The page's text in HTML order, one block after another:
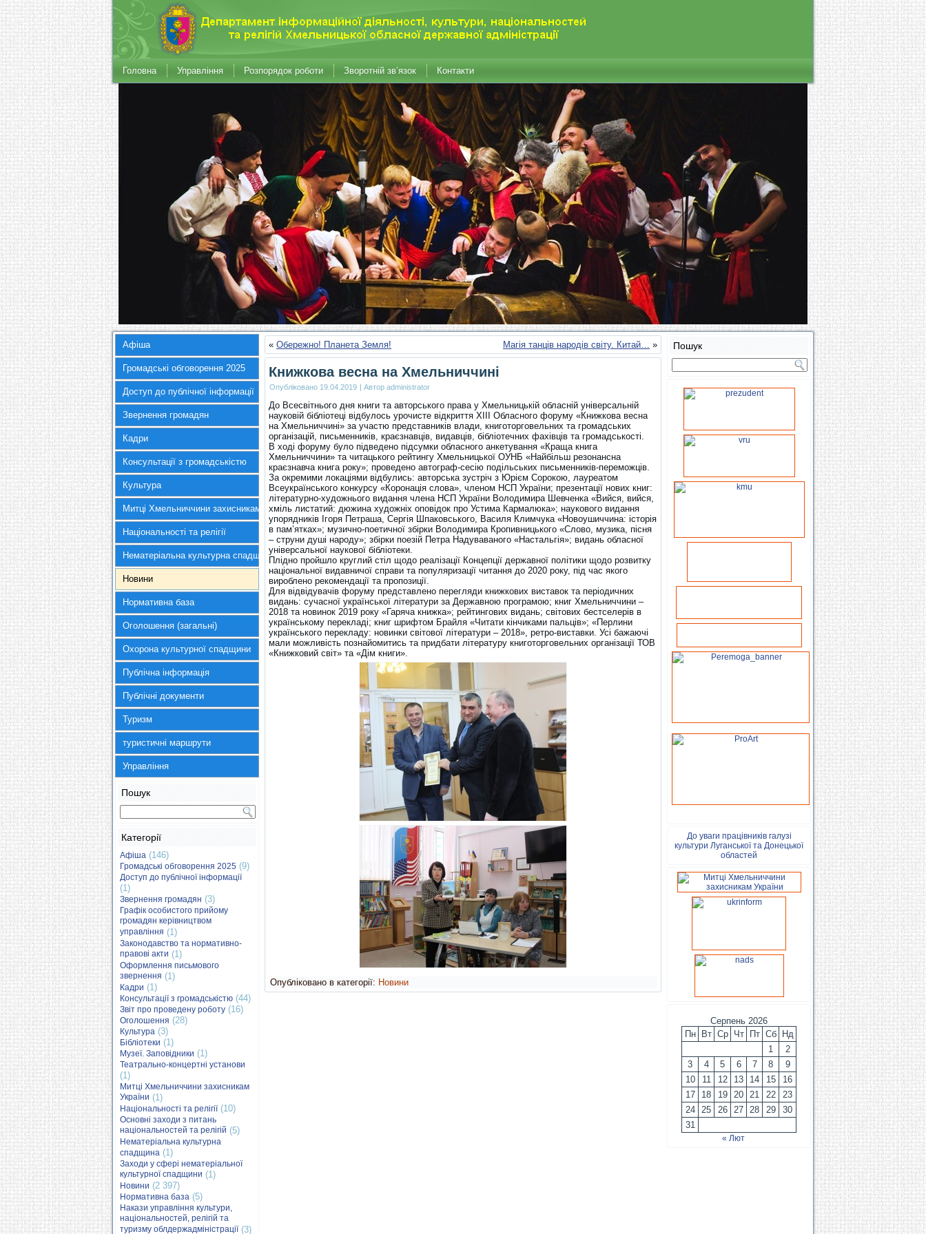
Головна Управління Розпорядок роботи Зворотній зв’язок Контакти
Афіша
Громадські обговорення 2025
Доступ до публічної інформації
Звернення громадян
Кадри
Консультації з громадськістю
Культура
Митці Хмельниччини захисникам України
Національності та релігії
Нематеріальна культурна спадщина
Новини
Нормативна база
Оголошення (загальні)
Охорона культурної спадщини
Публічна інформація
Публічні документи
Туризм
туристичні маршрути
Управління
Пошук
Категорії
Афіша (146)
Громадські обговорення 2025 (9)
Доступ до публічної інформації
(1)
Звернення громадян (3)
Графік особистого прийому
громадян керівництвом
управління (1)
Законодавство та нормативно-
правові акти (1)
Оформлення письмового
звернення (1)
Кадри (1)
Консультації з громадськістю (44)
Звіт про проведену роботу (16)
Оголошення (28)
Культура (3)
Бібліотеки (1)
Музеї. Заповідники (1)
Театрально-концертні установи
(1)
Митці Хмельниччини захисникам
України (1)
Національності та релігії(10)
Основні заходи з питань
національностей та релігій (5)
Нематеріальна культурна
спадщина (1)
Заходи у сфері нематеріальної
культурної спадщини (1)
Новини (2 397)
Нормативна база (5)
Накази управління культури,
національностей, релігій та
туризму облдержадміністрації(3)
« Обережно! Планета Земля! Магія танців народів світу. Китай… »
Книжкова весна на Хмельниччині
Опубліковано 19.04.2019 | Автор administrator
До Всесвітнього дня книги та авторського права у Хмельницькій обласній універсальній
науковій бібліотеці відбулось урочисте відкриття ХІІІ Обласного форуму «Книжкова весна
на Хмельниччині» за участю представників влади, книготорговельних та громадських
організацій, письменників, краєзнавців, видавців, бібліотечних фахівців та громадськості.
В ході форуму було підведено підсумки обласного анкетування «Краща книга
Хмельниччини» та читацького рейтингу Хмельницької ОУНБ «Найбільш резонансна
краєзнавча книга року»; проведено автограф-сесію подільських письменників-переможців.
За окремими локаціями відбулись: авторська зустріч з Юрієм Сорокою, лауреатом
Всеукраїнського конкурсу «Коронація слова», членом НСП України; презентації нових книг:
літературно-художнього видання члена НСП України Володимира Шевченка «Вийся, вийся,
хміль листатий: дюжина художніх оповідок про Устима Кармалюка»; наукового видання
упорядників Ігоря Петраша, Сергія Шпаковського, Василя Климчука «Новоушиччина: історія
в пам’ятках»; музично-поетичної збірки Володимира Кропивницького «Слово, музика, пісня
– струни душі народу»; збірки поезій Петра Надуваваного «Настальгія»; видань обласної
універсальної наукової бібліотеки.
Плідно пройшло круглий стіл щодо реалізації Концепції державної політики щодо розвитку
національної видавничої справи та популяризації читання до 2020 року, під час якого
вироблено рекомендації та пропозиції.
Для відвідувачів форуму представлено перегляди книжкових виставок та періодичних
видань: сучасної української літератури за Державною програмою; книг Хмельниччини –
2018 та новинок 2019 року «Гаряча книжка»; рейтингових видань; світових бестселерів в
українському перекладі; книг шрифтом Брайля «Читати кінчиками пальців»; «Перлини
українського перекладу: новинки світової літератури – 2018», ретро-виставки. Усі бажаючі
мали можливість познайомитись та придбати літературу книготорговельних організації ТОВ
«Книжковий світ» та «Дім книги».
Опубліковано в категорії: Новини
Пошук
До уваги працівників галузі
культури Луганської та Донецької
областей
Серпень 2026
Пн
Вт Ср Чт Пт Сб
Нд
1
2
3
4 5 6 7 8
9
10
11 12 13 14 15
16
17
18 19 20 21 22
23
24
25 26 27 28 29
30
31
« Лют